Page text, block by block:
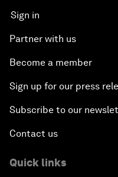
Sign in
Partner with us
Become a member
Sign up for our press
Subscribe to our
Contact us
Quick links